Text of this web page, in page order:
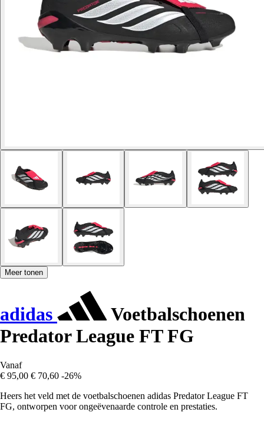
Meer tonen
adidas
Voetbalschoenen
Predator League FT FG
Vanaf
€ 95,00 € 70,60 -26%
Heers het veld met de voetbalschoenen adidas Predator League FT
FG, ontworpen voor ongeëvenaarde controle en prestaties.